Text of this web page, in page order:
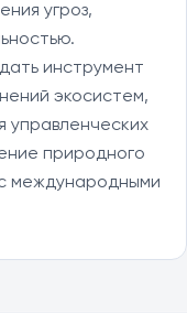
угроз,
инструмент
экосистем,
управленческих
природного
международными